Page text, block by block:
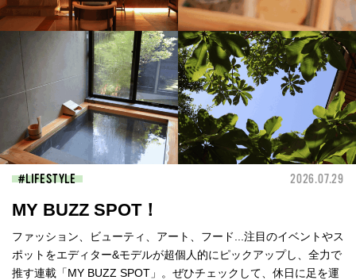
LIFESTYLE 2026.07.29
MY BUZZ SPOT！
ファッション、ビューティ、アート、フード...注目のイベントやス
ポットをエディター&モデルが超個人的にピックアップし、全力で
推す連載「MY BUZZ SPOT」。ぜひチェックして、休日に足を運